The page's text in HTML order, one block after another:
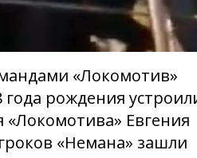
«Локомотив»
рождения
«Локомотива» Евгения
«Немана» зашли